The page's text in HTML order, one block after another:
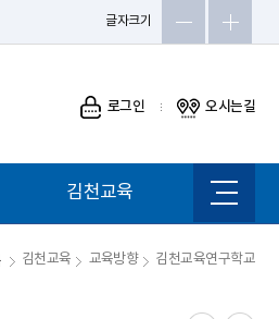
글자크기
로그인 오시는길
사이트
맵
김천교육
김천교육 교육방향 김천교육연구학교